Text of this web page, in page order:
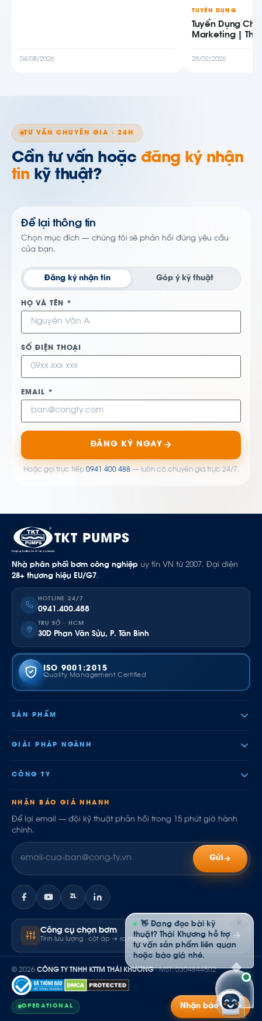
04/08/2026
TUYỂN DỤNG
Tuyển Dụng
Marketing |
28/02/2026
TƯ VẤN CHUYÊN GIA · 24H
Cần tư vấn hoặc đăng ký nhận
tin kỹ thuật?
Để lại thông tin
Chọn mục đích — chúng tôi sẽ phản hồi đúng yêu cầu
của bạn.
Đăng ký nhận tin Góp ý kỹ thuật
HỌ VÀ TÊN *
SỐ ĐIỆN THOẠI
EMAIL *
ĐĂNG KÝ NGAY
Hoặc gọi trực tiếp 0941 400 488— luôn có chuyên gia trực 24/7.
TKT PUMPS
Nhà phân phối bơm công nghiệp uy tín VN từ 2007. Đại diện
28+ thương hiệu EU/G7.
HOTLINE 24/7
0941.400.488
TRỤ SỞ · HCM
30D Phan Văn Sửu, P. Tân Bình
ISO 9001:2015
Quality Management Certified
SẢN PHẨM
GIẢI PHÁP NGÀNH
CÔNG TY
NHẬN BÁO GIÁ NHANH
Để lại email — đội kỹ thuật phản hồi trong 15 phút giờ hành
chính.
Gửi
ZL
Công cụ chọn bơm
Tính lưu lượng · cột áp → ra model
© 2026 CÔNG TY TNHH KTTM THÁI KHƯƠNG· MST: 0304844502
OPERATIONAL Nhận báo giá
✕
👋 Đang đọc bài kỹ
thuật? Thái Khương hỗ trợ
tư vấn sản phẩm liên quan
hoặc báo giá nhé.